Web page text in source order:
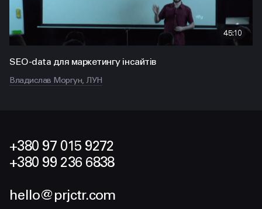
45:10
SEO-data для маркетингу інсайтів
Владислав Моргун, ЛУН
+380 97 015 9272
+380 99 236 6838
hello@prjctr.com